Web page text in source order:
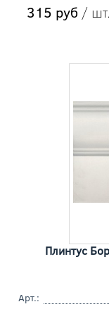
315 руб / шт.
Плинтус
Арт.: